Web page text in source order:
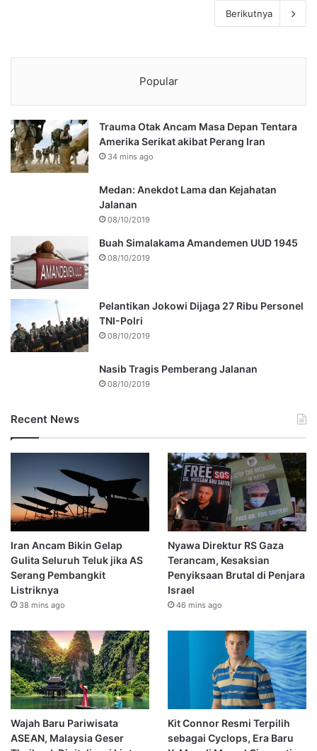
Berikutnya
Popular
Trauma Otak Ancam Masa Depan Tentara
Amerika Serikat akibat Perang Iran
34 mins ago
Medan: Anekdot Lama dan Kejahatan
Jalanan
08/10/2019
Buah Simalakama Amandemen UUD 1945
08/10/2019
Pelantikan Jokowi Dijaga 27 Ribu Personel
TNI-Polri
08/10/2019
Nasib Tragis Pemberang Jalanan
08/10/2019
Recent News
Iran Ancam Bikin Gelap
Gulita Seluruh Teluk jika AS
Serang Pembangkit
Listriknya
38 mins ago
Nyawa Direktur RS Gaza
Terancam, Kesaksian
Penyiksaan Brutal di Penjara
Israel
46 mins ago
Wajah Baru Pariwisata
ASEAN, Malaysia Geser
Kit Connor Resmi Terpilih
sebagai Cyclops, Era Baru